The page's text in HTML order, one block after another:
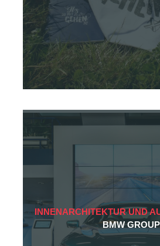
Atelier
Team
Projekte
Publikationen
Kontakt
INNENARCHITEKTUR UND
BMW GROUP